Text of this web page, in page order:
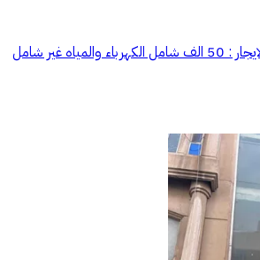
مساحه المكتب 107م الايجار : 50 الف شامل الكهرباء والمياه غير شامل